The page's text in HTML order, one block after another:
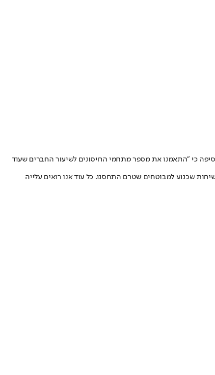
כי "התאמנו את מספר מתחמי החיסונים לשיעור החברים שעוד
שכנוע למבוטחים שטרם התחסנו. כל עוד אנו רואים עלייה